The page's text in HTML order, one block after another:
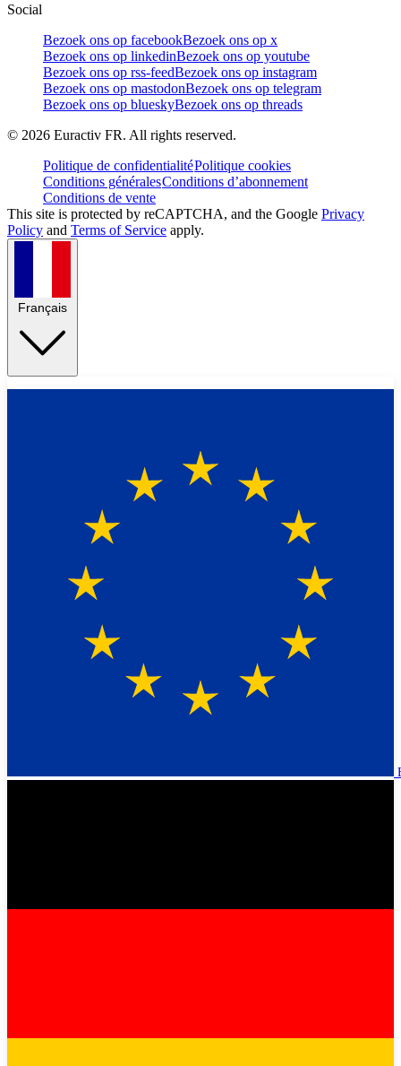
Social
Bezoek ons op facebookBezoek ons op x
Bezoek ons op linkedinBezoek ons op youtube
Bezoek ons op rss-feedBezoek ons op instagram
Bezoek ons op mastodonBezoek ons op telegram
Bezoek ons op blueskyBezoek ons op threads
© 2026 Euractiv FR. All rights reserved.
Politique de confidentialitéPolitique cookies
Conditions généralesConditions d’abonnement
Conditions de vente
This site is protected by reCAPTCHA, and the Google Privacy
Policy and Terms of Service apply.
Français